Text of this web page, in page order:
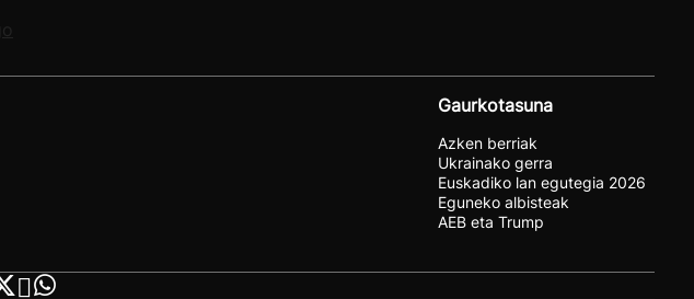
Gaurkotasuna
Azken berriak
Ukrainako gerra
Euskadiko lan egutegia 2026
Eguneko albisteak
AEB eta Trump